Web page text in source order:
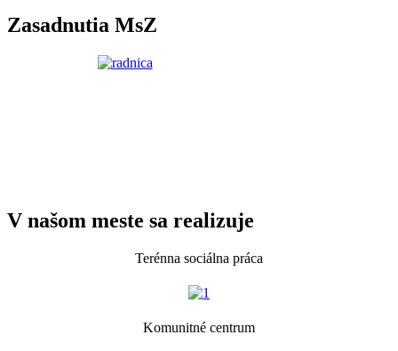
Zasadnutia MsZ
V našom meste sa realizuje
Terénna sociálna práca
Komunitné centrum